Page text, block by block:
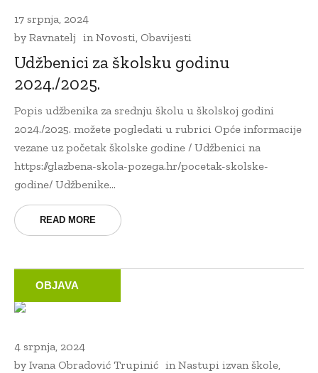
17 srpnja, 2024
by Ravnatelj in Novosti Obavijesti
Udžbenici za školsku godinu
2024./2025.
Popis udžbenika za srednju školu u školskoj godini
2024./2025. možete pogledati u rubrici Opće informacije
vezane uz početak školske godine / Udžbenici na
https://glazbena-skola-pozega.hr/pocetak-skolske-
godine/ Udžbenike...
READ MORE
OBJAVA
4 srpnja, 2024
by Ivana Obradović Trupinić inNastupi izvan škole,